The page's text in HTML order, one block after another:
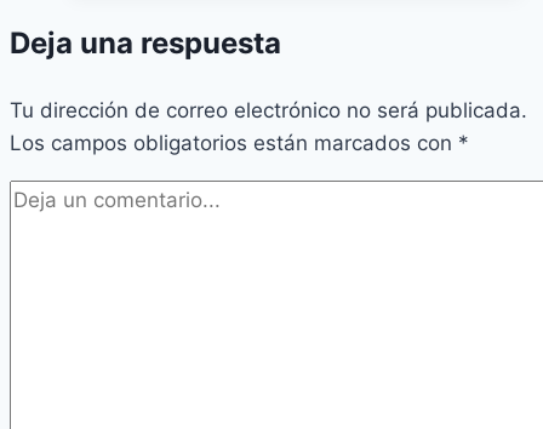
Deja una respuesta
Tu dirección de correo electrónico no será publicada.
Los campos obligatorios están marcados con *